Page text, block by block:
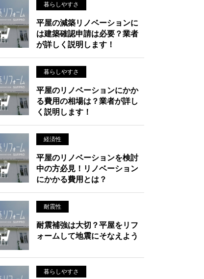
暮らしやすさ
平屋の減築リノベーションに
は建築確認申請は必要？業者
が詳しく説明します！
暮らしやすさ
平屋のリノベーションにかか
る費用の相場は？業者が詳し
く説明します！
経済性
平屋のリノベーションを検討
中の方必見！リノベーション
にかかる費用とは？
耐震性
耐震補強は大切？平屋をリフ
ォームして地震にそなえよう
暮らしやすさ